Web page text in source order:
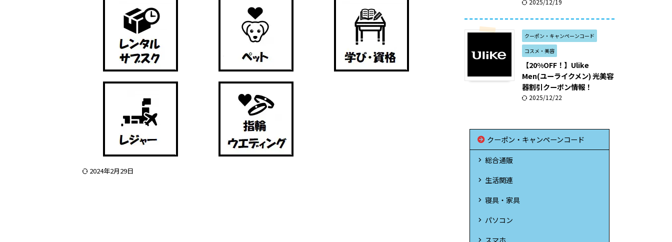
2024年2月29日
クーポン・キャンペーンコード
コスメ・美容
【20%OFF！】Ulike
Men(ユーライクメン) 光美容
器割引クーポン情報！
2025/12/22
クーポン・キャンペーンコード
総合通販
生活関連
寝具・家具
パソコン
スマホ